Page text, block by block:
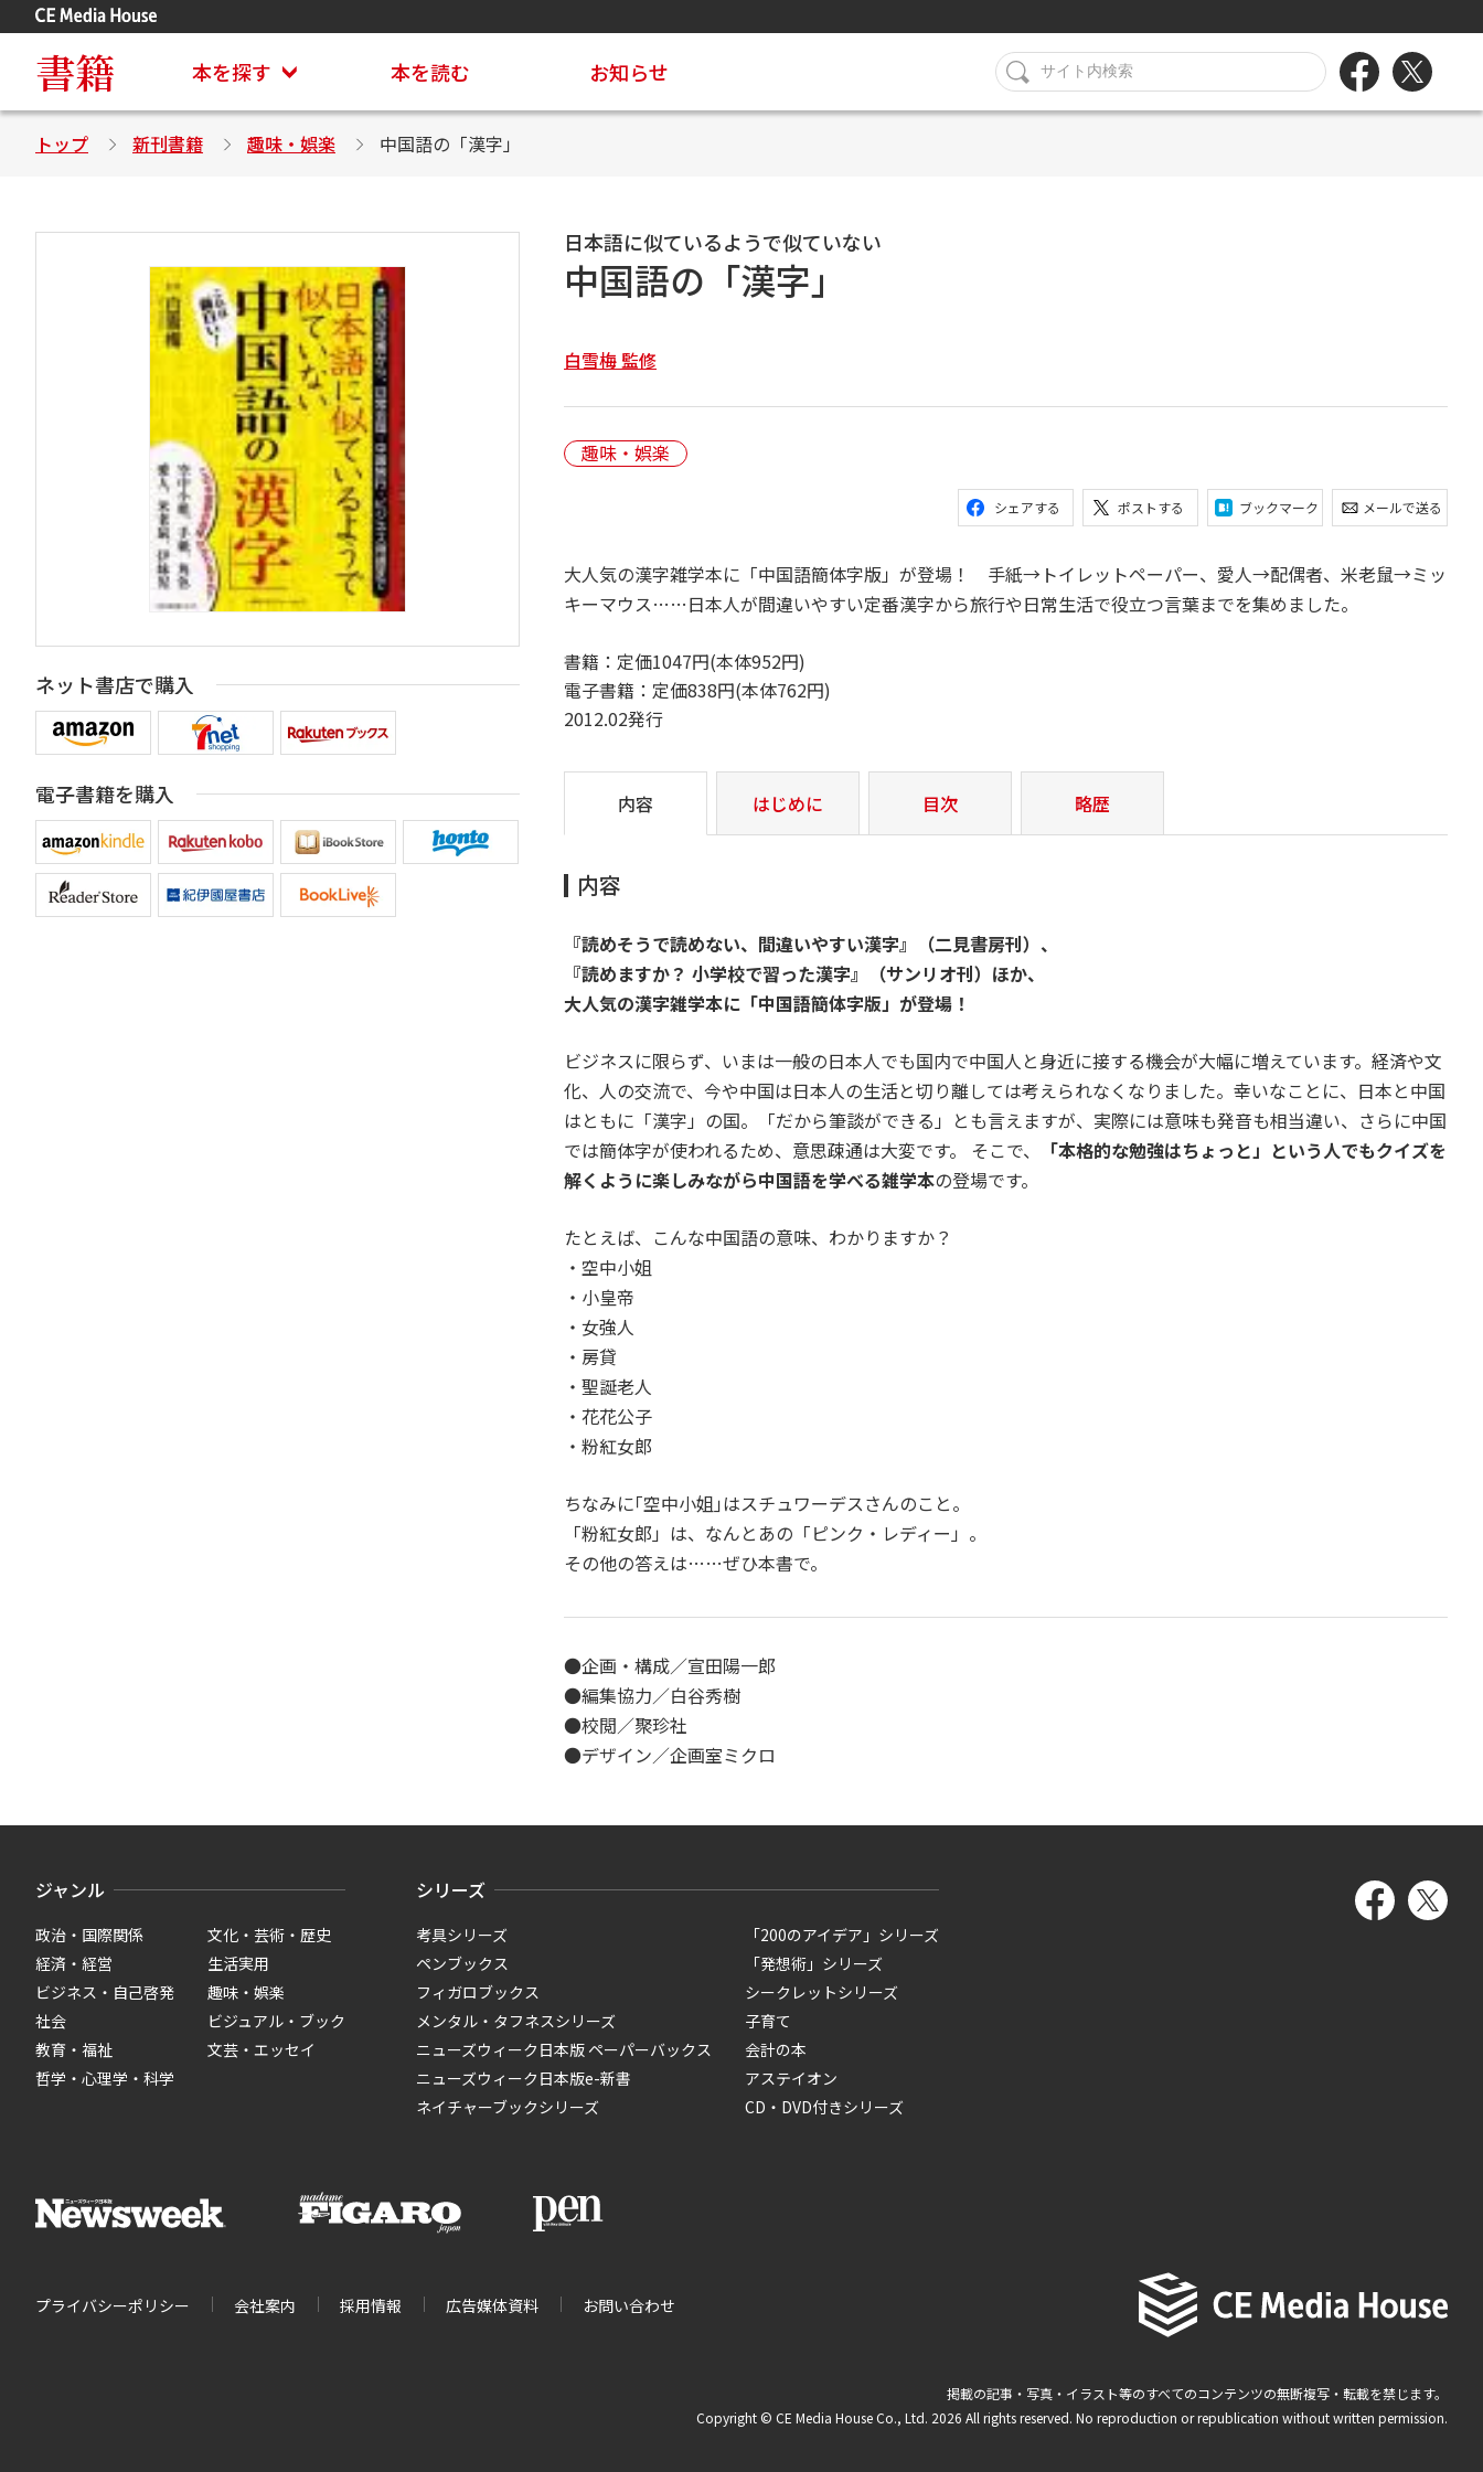
書籍 本を探す 本を読む お知らせ
トップ 新刊書籍 趣味・娯楽 中国語の「漢字」
ネット書店で購入
電子書籍を購入
日本語に似ているようで似ていない
中国語の「漢字」
白雪梅 監修
趣味・娯楽
シェアする ポストする ブックマーク メールで送る
大人気の漢字雑学本に「中国語簡体字版」が登場！ 手紙→トイレットペーパー、愛人→配偶者、米老鼠→ミッ
キーマウス……日本人が間違いやすい定番漢字から旅行や日常生活で役立つ言葉までを集めました。
書籍：定価1047円(本体952円)
電子書籍：定価838円(本体762円)
2012.02発行
内容 はじめに 目次 略歴
内容
『読めそうで読めない、間違いやすい漢字』（二見書房刊）、
『読めますか？ 小学校で習った漢字』（サンリオ刊）ほか、
大人気の漢字雑学本に「中国語簡体字版」が登場！
ビジネスに限らず、いまは一般の日本人でも国内で中国人と身近に接する機会が大幅に増えています。経済や文
化、人の交流で、今や中国は日本人の生活と切り離しては考えられなくなりました。幸いなことに、日本と中国
はともに「漢字」の国。「だから筆談ができる」とも言えますが、実際には意味も発音も相当違い、さらに中国
では簡体字が使われるため、意思疎通は大変です。 そこで、
「本格的な勉強はちょっと」という人でもクイズを
解くように楽しみながら中国語を学べる雑学本の登場です。
たとえば、こんな中国語の意味、わかりますか？
・空中小姐
・小皇帝
・女強人
・房貸
・聖誕老人
・花花公子
・粉紅女郎
ちなみに｢空中小姐｣はスチュワーデスさんのこと。
「粉紅女郎」は、なんとあの「ピンク・レディー」。
その他の答えは……ぜひ本書で。
●企画・構成／宣田陽一郎
●編集協力／白谷秀樹
●校閲／聚珍社
●デザイン／企画室ミクロ
ジャンル
政治・国際関係
経済・経営
ビジネス・自己啓発
社会
教育・福祉
哲学・心理学・科学
文化・芸術・歴史
生活実用
趣味・娯楽
ビジュアル・ブック
文芸・エッセイ
シリーズ
考具シリーズ
ペンブックス
フィガロブックス
メンタル・タフネスシリーズ
ニューズウィーク日本版 ペーパーバックス
ニューズウィーク日本版e-新書
ネイチャーブックシリーズ
「200のアイデア」シリーズ
「発想術」シリーズ
シークレットシリーズ
子育て
会計の本
アステイオン
CD・DVD付きシリーズ
プライバシーポリシー 会社案内 採用情報 広告媒体資料 お問い合わせ
掲載の記事・写真・イラスト等のすべてのコンテンツの無断複写・転載を禁じます。
Copyright © CE Media House Co., Ltd. 2026 All rights reserved. No reproduction or republication without written permission.